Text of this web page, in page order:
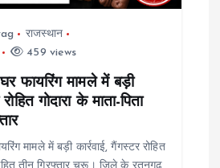
राजस्थान
459 views
फायरिंग मामले में बड़ी
गोदारा के माता-पिता
मामले में बड़ी कार्रवाई, गैंगस्टर रोहित